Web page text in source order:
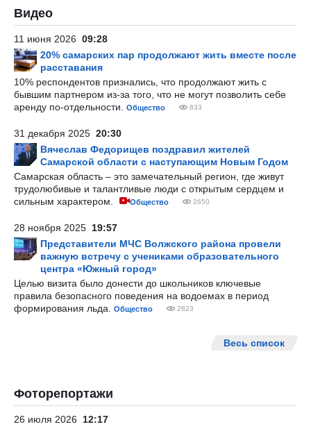
Видео
11 июня 2026 09:28
20% самарских пар продолжают жить вместе после
расставания
10% респондентов признались, что продолжают жить с
бывшим партнером из-за того, что не могут позволить себе
аренду по-отдельности.
Общество 833
31 декабря 2025 20:30
Вячеслав Федорищев поздравил жителей
Самарской области с наступающим Новым Годом
Самарская область – это замечательный регион, где живут
трудолюбивые и талантливые люди с открытым сердцем и
сильным характером.
Общество 2650
28 ноября 2025 19:57
Представители МЧС Волжского района провели
важную встречу с учениками образовательного
центра «Южный город»
Целью визита было донести до школьников ключевые
правила безопасного поведения на водоемах в период
формирования льда.
Общество 2823
Весь список
Фоторепортажи
26 июля 2026 12:17